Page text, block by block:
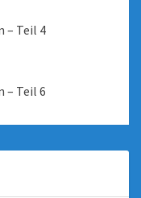
– Teil 4
– Teil 6